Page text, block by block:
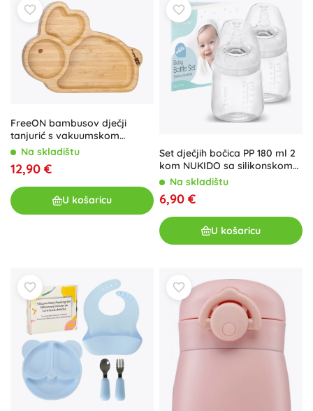
FreeON bambusov dječji
tanjurić s vakuumskom
podlogom – Zekonja
Na skladištu
12,90 €
U košaricu
Set dječjih bočica PP 180 ml 2
kom NUKIDO sa silikonskom
dinamičnom dudom
Na skladištu
6,90 €
U košaricu